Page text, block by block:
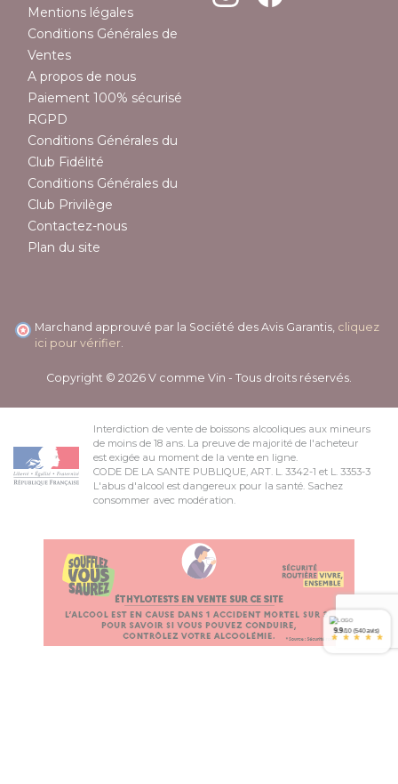
Mentions légales
Conditions Générales de
Ventes
A propos de nous
Paiement 100% sécurisé
RGPD
Conditions Générales du
Club Fidélité
Conditions Générales du
Club Privilège
Contactez-nous
Plan du site
Marchand approuvé par la Société des Avis Garantis, cliquez
ici pour vérifier
Copyright © 2026 V comme Vin - Tous droits réservés.
Interdiction de vente de boissons alcooliques aux mineurs
de moins de 18 ans. La preuve de majorité de l'acheteur
est exigée au moment de la vente en ligne.
CODE DE LA SANTE PUBLIQUE, ART. L. 3342-1 et L. 3353-3
L'abus d'alcool est dangereux pour la santé. Sachez
consommer avec modération.
9.9/10 (540 avis)
* * * * *